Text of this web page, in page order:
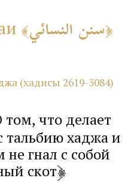
سنن النسائي
(хадисы 2619-3084)
том, что делает
тальбию хаджа и
гнал с собой
скот